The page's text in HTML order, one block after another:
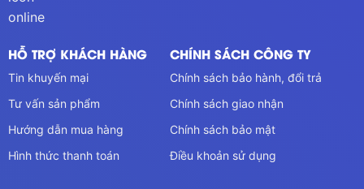
HỖ TRỢ KHÁCH HÀNG
Tin khuyến mại
Tư vấn sản phẩm
Hướng dẫn mua hàng
Hình thức thanh toán
CHÍNH SÁCH CÔNG TY
Chính sách bảo hành, đổi trả
Chính sách giao nhận
Chính sách bảo mật
Điều khoản sử dụng